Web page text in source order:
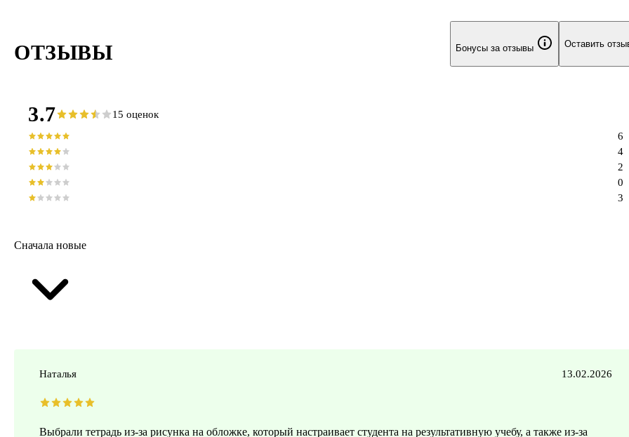
ОТЗЫВЫ Бонусы за отзывы Оставить
3.7 15 оценок
3
0
2
4
6
Сначала новые
Наталья 13.02.2026
Выбрали тетрадь из-за рисунка на обложке, который настраивает студента на результативную учебу, а также из-за